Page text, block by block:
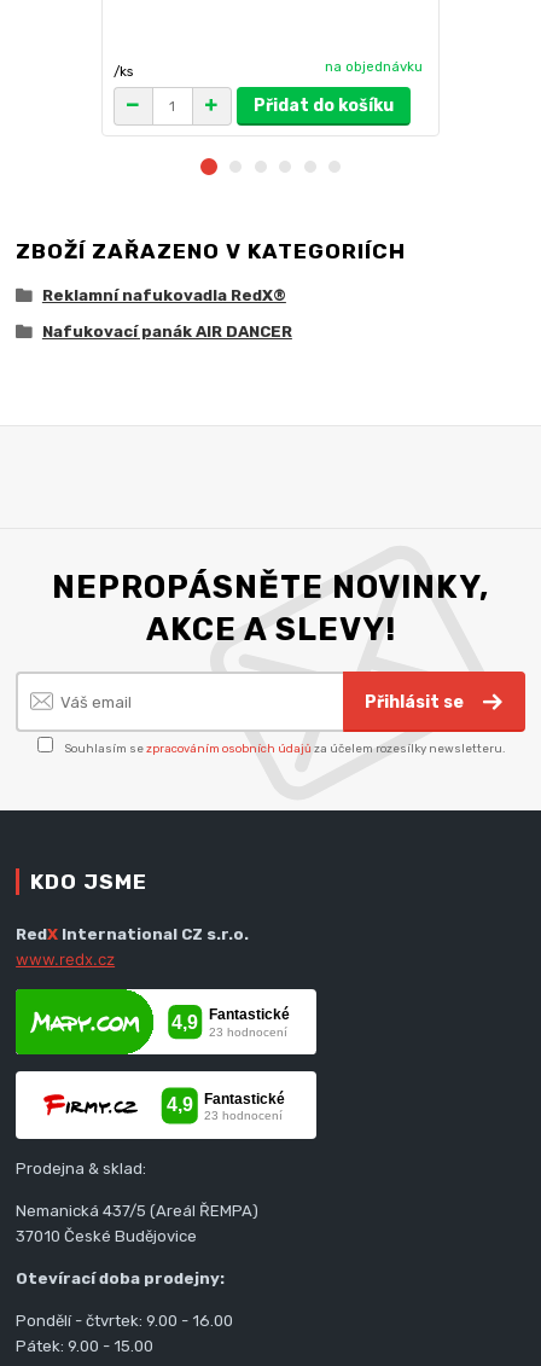
/ks na objednávku
Přidat do košíku
ZBOŽÍ ZAŘAZENO V KATEGORIÍCH
Reklamní nafukovadla RedX®
Nafukovací panák AIR DANCER
NEPROPÁSNĚTE NOVINKY,
AKCE A SLEVY!
Přihlásit se
Souhlasím sezpracováním osobních údajů za účelem rozesílky newsletteru.
KDO JSME
RedX International CZ s.r.o.
www.redx.cz
Prodejna & sklad:
Nemanická 437/5 (Areál ŘEMPA)
37010 České Budějovice
Otevírací doba prodejny:
Pondělí - čtvrtek: 9.00 - 16.00
Pátek: 9.00 - 15.00